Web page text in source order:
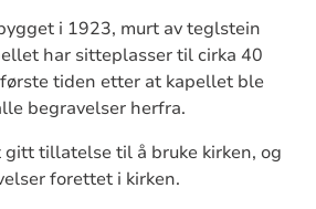
i 1923, murt av teglstein
har sitteplasser til cirka 40
tiden etter at kapellet ble
begravelser herfra.
tillatelse til å bruke kirken, og
forettet i kirken.